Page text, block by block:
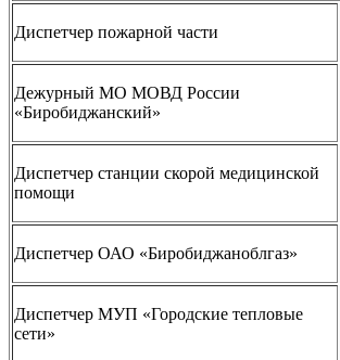
Диспетчер пожарной части
Дежурный МО МОВД России
«Биробиджанский»
Диспетчер станции скорой медицинской
помощи
Диспетчер ОАО «Биробиджаноблгаз»
Диспетчер МУП «Городские тепловые
сети»